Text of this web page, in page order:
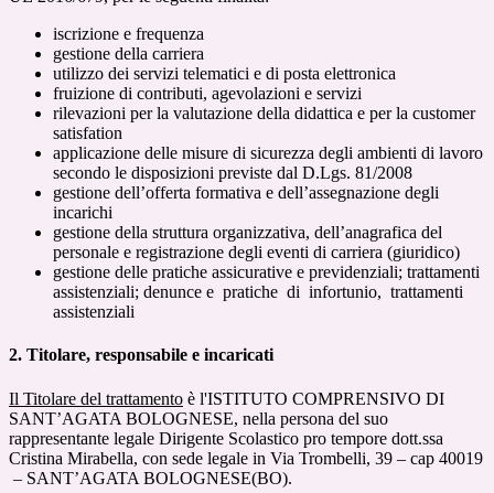
iscrizione e frequenza
gestione della carriera
utilizzo dei servizi telematici e di posta elettronica
fruizione di contributi, agevolazioni e servizi
rilevazioni per la valutazione della didattica e per la customer
satisfation
applicazione delle misure di sicurezza degli ambienti di lavoro
secondo le disposizioni previste dal D.Lgs. 81/2008
gestione dell’offerta formativa e dell’assegnazione degli
incarichi
gestione della struttura organizzativa, dell’anagrafica del
personale e registrazione degli eventi di carriera (giuridico)
gestione delle pratiche assicurative e previdenziali; trattamenti
assistenziali; denunce e pratiche di infortunio, trattamenti
assistenziali
2. Titolare, responsabile e incaricati
Il Titolare del trattamento è l'ISTITUTO COMPRENSIVO DI
SANT’AGATA BOLOGNESE, nella persona del suo
rappresentante legale Dirigente Scolastico pro tempore dott.ssa
Cristina Mirabella, con sede legale in Via Trombelli, 39 – cap 40019
– SANT’AGATA BOLOGNESE(BO).